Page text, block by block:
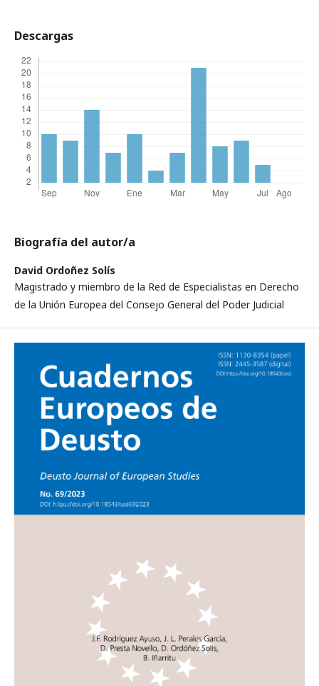
Descargas
Biografía del autor/a
David Ordoñez Solís
Magistrado y miembro de la Red de Especialistas en Derecho
de la Unión Europea del Consejo General del Poder Judicial